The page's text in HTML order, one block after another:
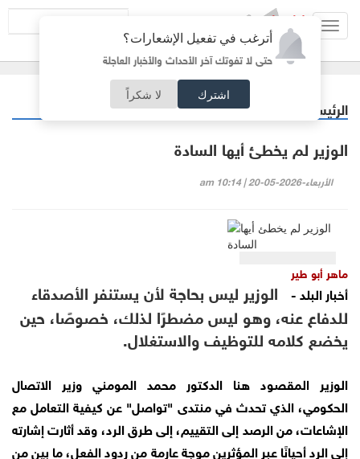
أترغب في تفعيل الإشعارات؟
حتى لا تفوتك آخر الأحداث والأخبار العاجلة
اشترك لا شكراً
الرئيسية مقالات مختارة
الوزير لم يخطئ أيها السادة
الأربعاء-2026-05-20 | 10:14 am
ماهر أبو طير
أخبار البلد -
الوزير ليس بحاجة لأن يستنفر الأصدقاء
للدفاع عنه، وهو ليس مضطرًا لذلك، خصوصًا، حين
يخضع كلامه للتوظيف والاستغلال.
الوزير المقصود هنا الدكتور محمد المومني وزير الاتصال
الحكومي، الذي تحدث في منتدى "تواصل" عن كيفية التعامل مع
الإشاعات، من الرصد إلى التقييم، إلى طرق الرد، وقد أثارت إشارته
إلى الرد أحيانًا عبر المؤثرين موجة عارمة من ردود الفعل، ما بين من